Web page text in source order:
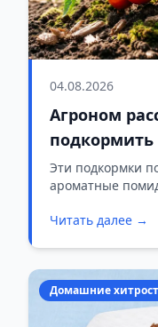
04.08.2026
Агроном
подкормить
чтобы они
гнили
Эти подкормки
ароматные
Читать далее →
Домашние